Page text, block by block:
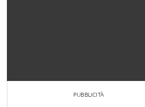
PUBBLICITÀ